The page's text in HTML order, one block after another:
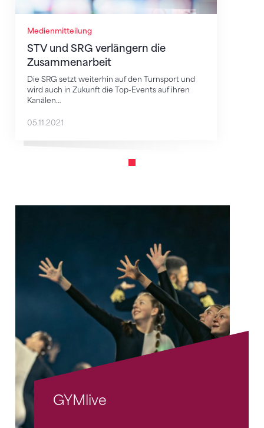
Medienmitteilung
STV und SRG verlängern die
Zusammenarbeit
Die SRG setzt weiterhin auf den Turnsport und
wird auch in Zukunft die Top-Events auf ihren
Kanälen…
05.11.2021
GYMlive